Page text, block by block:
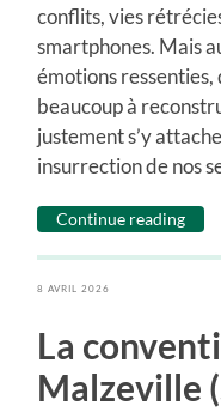
conflits, vies
smartphones. Mais
émotions ressenties,
beaucoup à
justement s’y
insurrection de nos
Continue reading
8 AVRIL 2026
La
Malzeville